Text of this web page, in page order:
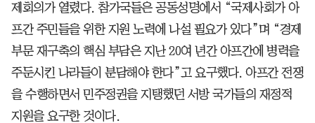
제회의가 열렸다. 참가국들은 공동성명에서 “국제사회가 아
프간 주민들을 위한 지원 노력에 나설 필요가 있다”며 “경제
부문 재구축의 핵심 부담은 지난 20여 년간 아프간에 병력을
주둔시킨 나라들이 분담해야 한다”고 요구했다. 아프간 전쟁
을 수행하면서 민주정권을 지탱했던 서방 국가들의 재정적
지원을 요구한 것이다.